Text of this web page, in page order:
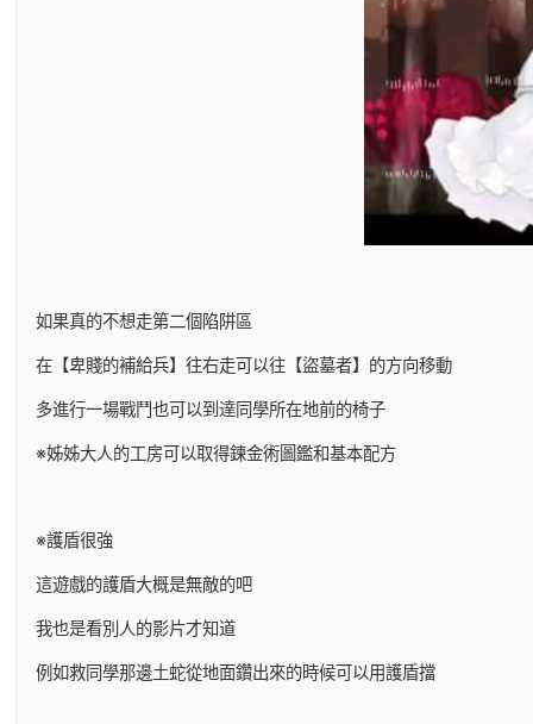
如果真的不想走第二個陷阱區
在【卑賤的補給兵】往右走可以往【盜墓者】的方向移動
多進行一場戰鬥也可以到達同學所在地前的椅子
※姊姊大人的工房可以取得鍊金術圖鑑和基本配方
※護盾很強
這遊戲的護盾大概是無敵的吧
我也是看別人的影片才知道
例如救同學那邊土蛇從地面鑽出來的時候可以用護盾擋